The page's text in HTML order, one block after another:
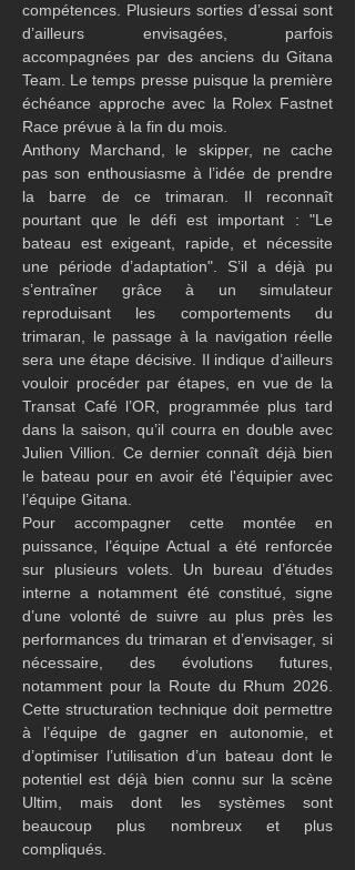
compétences. Plusieurs sorties d’essai sont
d’ailleurs envisagées, parfois
accompagnées par des anciens du Gitana
Team. Le temps presse puisque la première
échéance approche avec la Rolex Fastnet
Race prévue à la fin du mois.
Anthony Marchand, le skipper, ne cache
pas son enthousiasme à l’idée de prendre
la barre de ce trimaran. Il reconnaît
pourtant que le défi est important : "Le
bateau est exigeant, rapide, et nécessite
une période d’adaptation". S’il a déjà pu
s’entraîner grâce à un simulateur
reproduisant les comportements du
trimaran, le passage à la navigation réelle
sera une étape décisive. Il indique d’ailleurs
vouloir procéder par étapes, en vue de la
Transat Café l’OR, programmée plus tard
dans la saison, qu’il courra en double avec
Julien Villion. Ce dernier connaît déjà bien
le bateau pour en avoir été l'équipier avec
l’équipe Gitana.
Pour accompagner cette montée en
puissance, l’équipe Actual a été renforcée
sur plusieurs volets. Un bureau d’études
interne a notamment été constitué, signe
d’une volonté de suivre au plus près les
performances du trimaran et d’envisager, si
nécessaire, des évolutions futures,
notamment pour la Route du Rhum 2026.
Cette structuration technique doit permettre
à l’équipe de gagner en autonomie, et
d’optimiser l’utilisation d’un bateau dont le
potentiel est déjà bien connu sur la scène
Ultim, mais dont les systèmes sont
beaucoup plus nombreux et plus
compliqués.